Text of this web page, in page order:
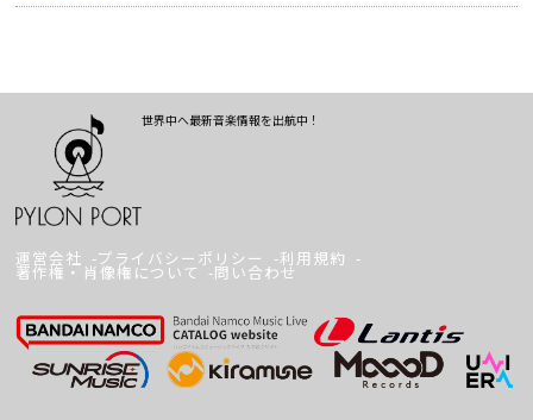
世界中へ最新音楽情報を出航中！
運営会社 プライバシーポリシー 利用規約
著作権・肖像権について 問い合わせ